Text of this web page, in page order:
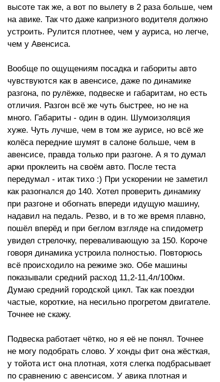
высоте так же, а вот по вылету в 2 раза больше, чем
на авике. Так что даже капризного водителя должно
устроить. Рулится плотнее, чем у ауриса, но легче,
чем у Авенсиса.
Вообще по ощущениям посадка и габориты авто
чувствуются как в авенсисе, даже по динамике
разгона, по рулёжке, подвеске и габаритам, но есть
отличия. Разгон всё же чуть быстрее, но не на
много. Габариты - один в один. Шумоизоляция
хуже. Чуть лучше, чем в том же аурисе, но всё же
колёса передние шумят в салоне больше, чем в
авенсисе, правда только при разгоне. А я то думал
арки проклеить на своём авто. После теста
передумал - итак тихо :) При ускорении не заметил
как разогнался до 140. Хотел проверить динамику
при разгоне и обогнать впереди идущую машину,
надавил на педаль. Резво, и в то же время плавно,
пошёл вперёд и при беглом взгляде на спидометр
увидел стрелочку, переваливающую за 150. Короче
говоря динамика устроила полностью. Повторюсь
всё происходило на режиме эко. Обе машины
показывали средний расход 11,2-11,4л/100км.
Думаю средний городской цикл. Так как поездки
частые, короткие, на несильно прогретом двигателе.
Точнее не скажу.
Подвеска работает чётко, но я её не понял. Точнее
не могу подобрать слово. У хонды фит она жёсткая,
у тойота ист она плотная, хотя слегка подбрасывает
по сравнению с авенсисом. У авика плотная и